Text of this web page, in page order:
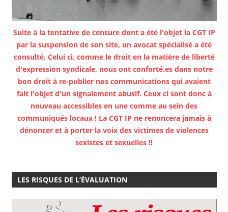
Suite à la tentative de censure dont a été l'objet la CGT IP
par la suspension de son site, un avocat spécialisé a été
consulté. Celui ci, comme le droit en la matière de liberté
d'expression syndicale, nous ont conforté.es dans notre
bon droit à re-publier nos communications qui avaient
fait l'objet d'un signalement abusif. Ceux ci sont donc à
nouveau accessibles en une comme au sein des
communiqués locaux ! La CGT IP ne renoncera jamais à
dénoncer et à porter la voix des victimes de violences
sexistes et sexuelles !!
LES RISQUES DE L’ÉVALUATION